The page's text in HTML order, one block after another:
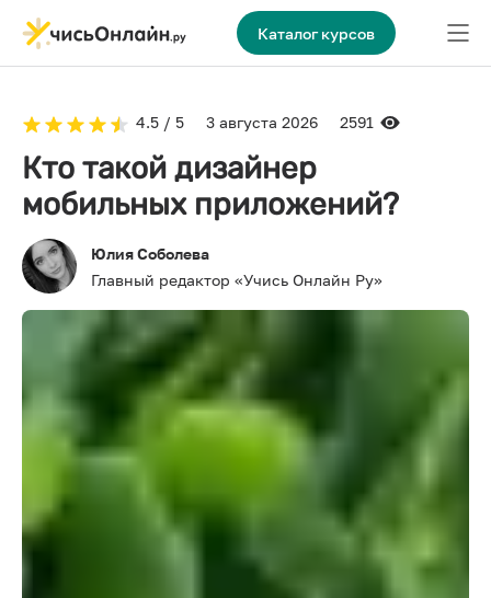
Каталог курсов
4.5 / 5 3 августа 2026 2591
Кто такой дизайнер
мобильных приложений?
Юлия Соболева
Главный редактор «Учись Онлайн Ру»